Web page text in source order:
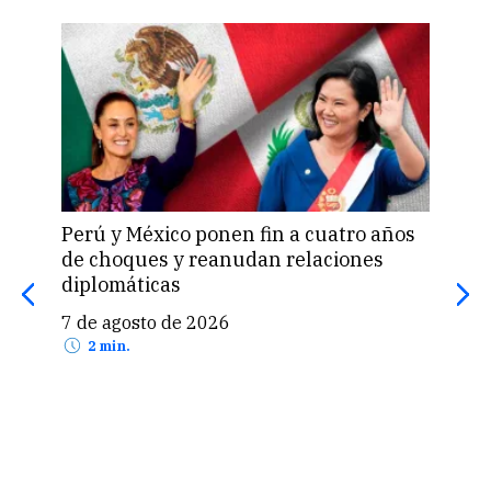
Perú y México ponen fin a cuatro años
de choques y reanudan relaciones
diplomáticas
7 de agosto de 2026
2 min.